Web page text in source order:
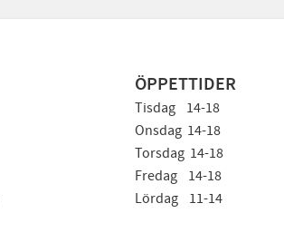
ÖPPETTIDER
Tisdag 14-18
Onsdag 14-18
Torsdag 14-18
Fredag 14-18
Lördag 11-14